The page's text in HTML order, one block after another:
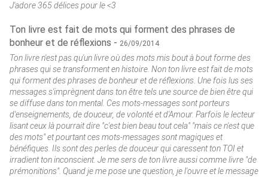
J'adore 365 délices pour le <3
Ton livre est fait de mots qui forment des phrases de
bonheur et de réflexions - 26/09/2014
Ton livre n'est pas qu'un livre où des mots mis bout à bout forme des
phrases qui se transforment en histoire. Non ton livre est fait de mots
qui forment des phrases de bonheur et de réflexions. Une fois lus ses
messages s'imprègnent dans ton être tels une source de bien être qui
se diffuse dans ton mental. Ces mots-messages sont porteurs
d'enseignements, de douceur, de volonté et d'Amour. Parfois le lecteur
lisant ceux là pourrait dire "c'est bien beau tout cela" "mais ce n'est que
des mots" et pourtant ces mots-messages sont magiques et
bénéfiques. Ils sont des perles de douceur qui caressent ton TOI et
irradient ton inconscient. Je me sers de ton livre aussi comme livre "de
prémonitions". Quand je me pose une question, je l'ouvre et le message